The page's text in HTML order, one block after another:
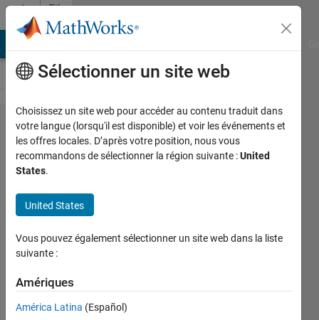
Passer au contenu
File
Exchange
Communications
Toolbox Wireless
Model, simulate, and analyze wireless
communications networks
MathWorks Communications Toolbox
Team
3,9K téléchargements
Sélectionner un site web
Choisissez un site web pour accéder au contenu traduit dans
votre langue (lorsqu'il est disponible) et voir les événements et
les offres locales. D’après votre position, nous vous
recommandons de sélectionner la région suivante :United
States.
United States
Vous pouvez également sélectionner un site web dans la liste
suivante :
Amériques
América Latina (Español)